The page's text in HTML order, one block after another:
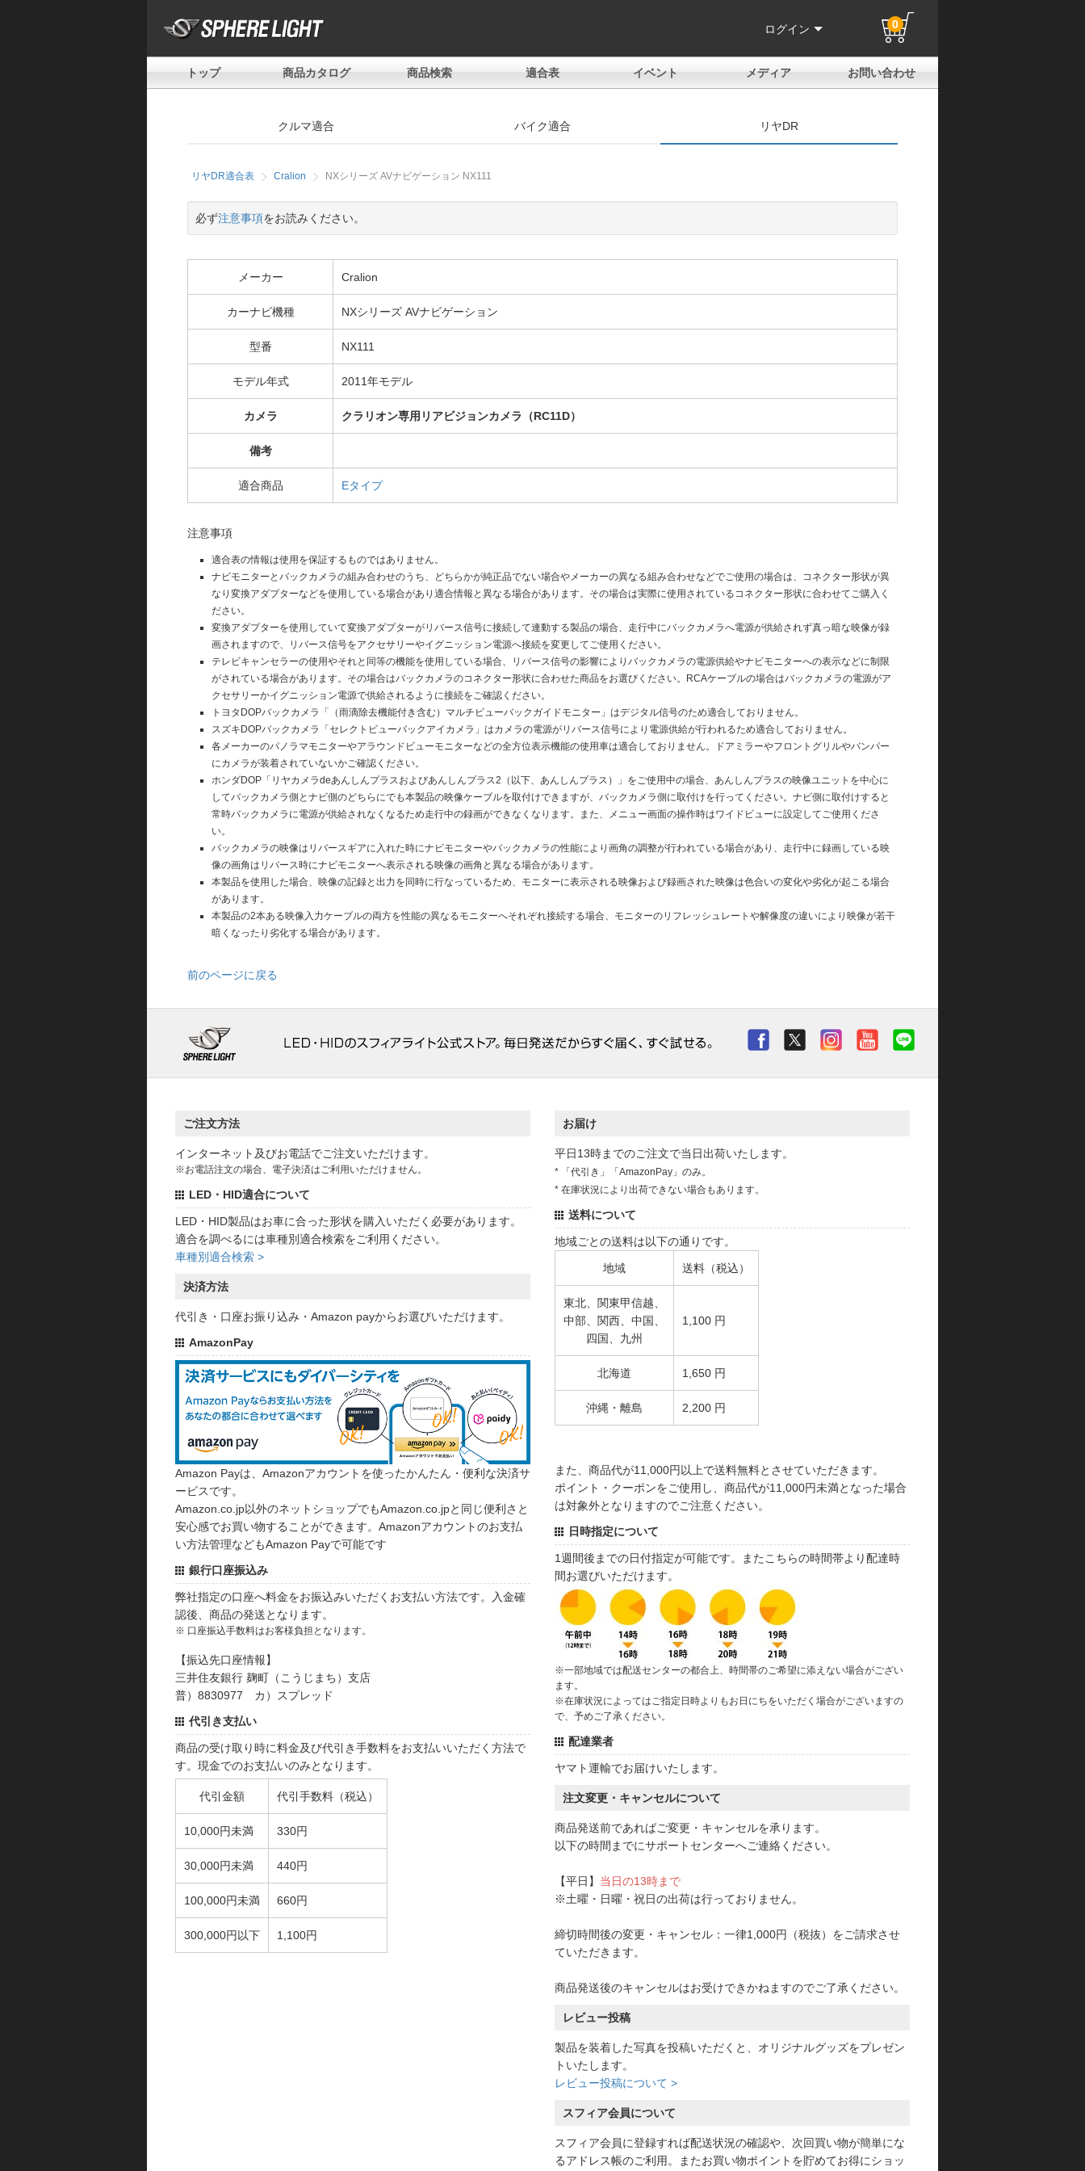
ログイン 0
トップ 商品カタログ 商品検索 適合表 イベント メディア お問い合わせ
クルマ適合 バイク適合 リヤDR
リヤDR適合表 Cralion NXシリーズ AVナビゲーション NX111
必ず注意事項をお読みください。
メーカー Cralion
カーナビ機種 NXシリーズ AVナビゲーション
型番 NX111
モデル年式 2011年モデル
カメラ クラリオン専⽤リアビジョンカメラ（RC11D）
備考
適合商品 Eタイプ
注意事項
適合表の情報は使用を保証するものではありません。
ナビモニターとバックカメラの組み合わせのうち、どちらかが純正品でない場合やメーカーの異なる組み合わせなどでご使用の場合は、コネクター形状が異
なり変換アダプターなどを使用している場合があり適合情報と異なる場合があります。その場合は実際に使用されているコネクター形状に合わせてご購入く
ださい。
変換アダプターを使用していて変換アダプターがリバース信号に接続して連動する製品の場合、走行中にバックカメラへ電源が供給されず真っ暗な映像が録
画されますので、リバース信号をアクセサリーやイグニッション電源へ接続を変更してご使用ください。
テレビキャンセラーの使用やそれと同等の機能を使用している場合、リバース信号の影響によりバックカメラの電源供給やナビモニターへの表示などに制限
がされている場合があります。その場合はバックカメラのコネクター形状に合わせた商品をお選びください。RCAケーブルの場合はバックカメラの電源がア
クセサリーかイグニッション電源で供給されるように接続をご確認ください。
トヨタDOPバックカメラ「（雨滴除去機能付き含む）マルチビューバックガイドモニター」はデジタル信号のため適合しておりません。
スズキDOPバックカメラ「セレクトビューバックアイカメラ」はカメラの電源がリバース信号により電源供給が行われるため適合しておりません。
各メーカーのパノラマモニターやアラウンドビューモニターなどの全方位表示機能の使用車は適合しておりません。ドアミラーやフロントグリルやバンパー
にカメラが装着されていないかご確認ください。
ホンダDOP「リヤカメラdeあんしんプラスおよびあんしんプラス2（以下、あんしんプラス）」をご使用中の場合、あんしんプラスの映像ユニットを中心に
してバックカメラ側とナビ側のどちらにでも本製品の映像ケーブルを取付けできますが、バックカメラ側に取付けを行ってください。ナビ側に取付けすると
常時バックカメラに電源が供給されなくなるため走行中の録画ができなくなります。また、メニュー画面の操作時はワイドビューに設定してご使用くださ
い。
バックカメラの映像はリバースギアに入れた時にナビモニターやバックカメラの性能により画角の調整が行われている場合があり、走行中に録画している映
像の画角はリバース時にナビモニターへ表示される映像の画角と異なる場合があります。
本製品を使用した場合、映像の記録と出力を同時に行なっているため、モニターに表示される映像および録画された映像は色合いの変化や劣化が起こる場合
があります。
本製品の2本ある映像入力ケーブルの両方を性能の異なるモニターへそれぞれ接続する場合、モニターのリフレッシュレートや解像度の違いにより映像が若干
暗くなったり劣化する場合があります。
前のページに戻る
ご注文方法
インターネット及びお電話でご注文いただけます。
※お電話注文の場合、電子決済はご利用いただけません。
LED・HID適合について
LED・HID製品はお車に合った形状を購入いただく必要があります。
適合を調べるには車種別適合検索をご利用ください。
車種別適合検索 >
決済方法
代引き・口座お振り込み・Amazon payからお選びいただけます。
AmazonPay
Amazon Payは、Amazonアカウントを使ったかんたん・便利な決済サ
ービスです。
Amazon.co.jp以外のネットショップでもAmazon.co.jpと同じ便利さと
安心感でお買い物することができます。Amazonアカウントのお支払
い方法管理などもAmazon Payで可能です
銀行口座振込み
弊社指定の口座へ料金をお振込みいただくお支払い方法です。入金確
認後、商品の発送となります。
※ 口座振込手数料はお客様負担となります。
【振込先口座情報】
三井住友銀行 麹町（こうじまち）支店
普）8830977 カ）スプレッド
代引き支払い
商品の受け取り時に料金及び代引き手数料をお支払いいただく方法で
す。現金でのお支払いのみとなります。
代引金額 代引手数料（税込）
10,000円未満 330円
30,000円未満 440円
100,000円未満 660円
300,000円以下 1,100円
お届け
平日13時までのご注文で当日出荷いたします。
* 「代引き」「AmazonPay」のみ。
* 在庫状況により出荷できない場合もあります。
送料について
地域ごとの送料は以下の通りです。
地域 送料（税込）
東北、関東甲信越、
中部、関西、中国、
四国、九州
1,100 円
北海道 1,650 円
沖縄・離島 2,200 円
また、商品代が11,000円以上で送料無料とさせていただきます。
ポイント・クーポンをご使用し、商品代が11,000円未満となった場合
は対象外となりますのでご注意ください。
日時指定について
1週間後までの日付指定が可能です。またこちらの時間帯より配達時
間お選びいただけます。
※一部地域では配送センターの都合上、時間帯のご希望に添えない場合がござい
ます。
※在庫状況によってはご指定日時よりもお日にちをいただく場合がございますの
で、予めご了承ください。
配達業者
ヤマト運輸でお届けいたします。
注文変更・キャンセルについて
商品発送前であればご変更・キャンセルを承ります。
以下の時間までにサポートセンターへご連絡ください。
【平日】 当日の13時まで
※土曜・日曜・祝日の出荷は行っておりません。
締切時間後の変更・キャンセル：一律1,000円（税抜）をご請求させ
ていただきます。
商品発送後のキャンセルはお受けできかねますのでご了承ください。
レビュー投稿
製品を装着した写真を投稿いただくと、オリジナルグッズをプレゼン
トいたします。
レビュー投稿について >
スフィア会員について
スフィア会員に登録すれば配送状況の確認や、次回買い物が簡単にな
るアドレス帳のご利用。またお買い物ポイントを貯めてお得にショッ